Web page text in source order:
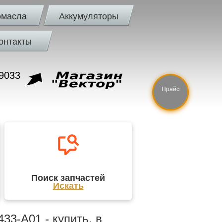
Аккумуляторы
Поиск запчастей
Искать
A01 - купить, в
Прайс